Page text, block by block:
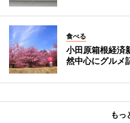
食べる
小田原箱根経
然中心にグルメ
もっ